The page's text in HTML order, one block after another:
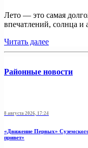
Лето — это самая
впечатлений, солнца и
Читать далее
Районные новости
8 августа 2026, 17:24
«Движение Первых»
привет»